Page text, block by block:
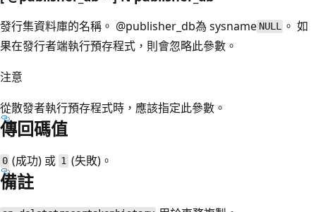
發行集資料庫的名稱。 @publisher_db為 sysname NULL 。 如
果在發行者端執行預存程式，則會忽略此參數。
注意
從散發者執行預存程式時，應該指定此參數。
傳回碼值
0 (成功) 或 1(失敗)。
備註